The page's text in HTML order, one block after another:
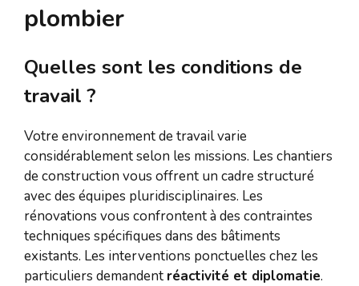
plombier
Quelles sont les conditions de
travail ?
Votre environnement de travail varie
considérablement selon les missions. Les chantiers
de construction vous offrent un cadre structuré
avec des équipes pluridisciplinaires. Les
rénovations vous confrontent à des contraintes
techniques spécifiques dans des bâtiments
existants. Les interventions ponctuelles chez les
particuliers demandent réactivité et diplomatie.